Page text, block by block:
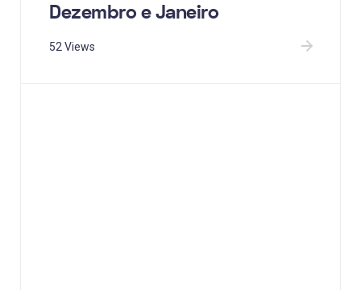
Dezembro e Janeiro
52 Views